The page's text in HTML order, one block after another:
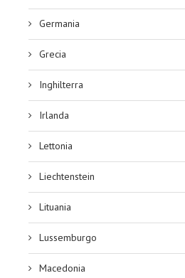
Germania
Grecia
Inghilterra
Irlanda
Lettonia
Liechtenstein
Lituania
Lussemburgo
Macedonia